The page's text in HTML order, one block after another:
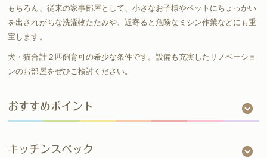
もちろん、従来の家事部屋として、小さなお子様やペットにちょっかい
を出されがちな洗濯物たたみや、近寄ると危険なミシン作業などにも重
宝します。
犬・猫合計２匹飼育可の希少な条件です。設備も充実したリノベーショ
ンのお部屋をぜひご検討ください。
おすすめポイント
キッチンスペック